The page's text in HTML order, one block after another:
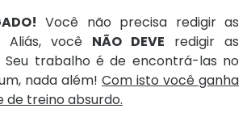
Você não precisa redigir as
Aliás, você NÃO DEVE redigir as
Seu trabalho é de encontrá-las no
nada além! Com isto você ganha
de treino absurdo.